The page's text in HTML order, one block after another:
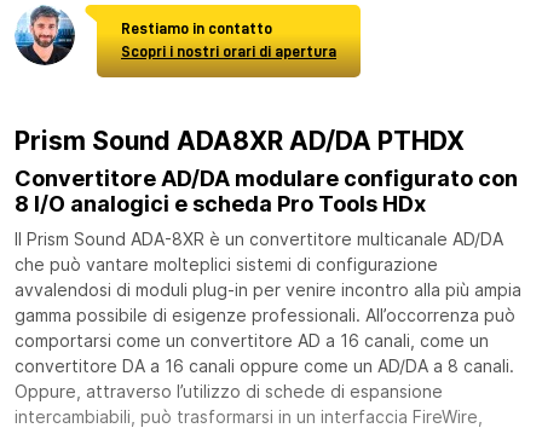
Restiamo in contatto
Scopri i nostri orari di apertura
Prism Sound ADA8XR AD/DA PTHDX
Convertitore AD/DA modulare configurato con
8 I/O analogici e scheda Pro Tools HDx
Il Prism Sound ADA-8XR è un convertitore multicanale AD/DA
che può vantare molteplici sistemi di configurazione
avvalendosi di moduli plug-in per venire incontro alla più ampia
gamma possibile di esigenze professionali. All’occorrenza può
comportarsi come un convertitore AD a 16 canali, come un
convertitore DA a 16 canali oppure come un AD/DA a 8 canali.
Oppure, attraverso l’utilizzo di schede di espansione
intercambiabili, può trasformarsi in un interfaccia FireWire,